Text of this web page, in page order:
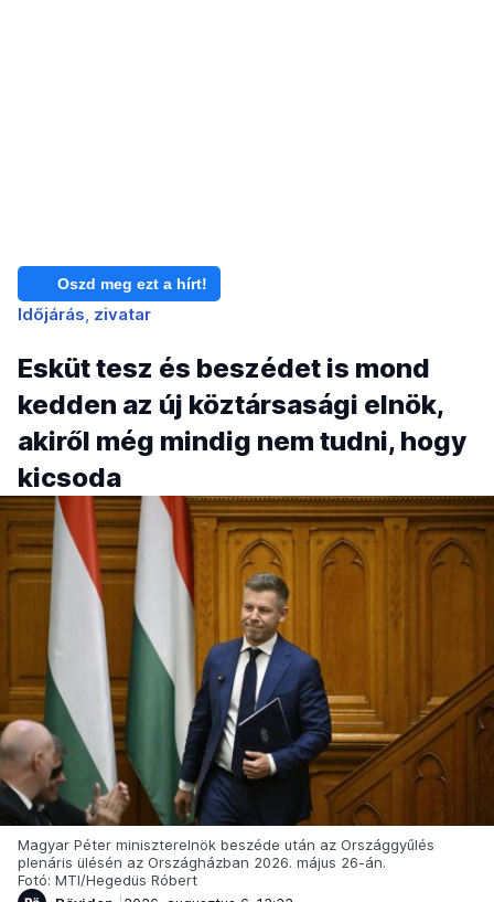
Oszd meg ezt a hírt!
Időjárás zivatar
Esküt tesz és beszédet is mond
kedden az új köztársasági elnök,
akiről még mindig nem tudni, hogy
kicsoda
Magyar Péter miniszterelnök beszéde után az Országgyűlés
plenáris ülésén az Országházban 2026. május 26-án.
Fotó: MTI/Hegedüs Róbert